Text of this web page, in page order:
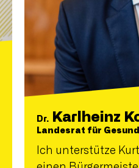
Dr. Karlheinz
Landesrat für
Ich unterstütze